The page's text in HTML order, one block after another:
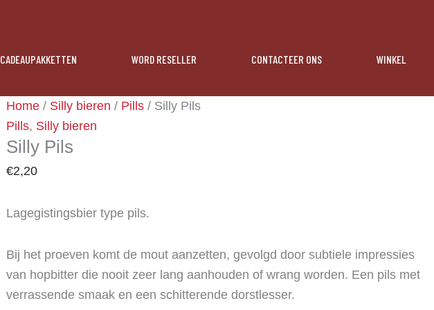
CADEAUPAKKETTEN WORD RESELLER CONTACTEER ONS WINKEL
Home/ Silly bieren / Pills/ Silly Pils
Pills, Silly bieren
Silly Pils
€2,20
Lagegistingsbier type pils.
Bij het proeven komt de mout aanzetten, gevolgd door subtiele impressies
van hopbitter die nooit zeer lang aanhouden of wrang worden. Een pils met
verrassende smaak en een schitterende dorstlesser.
Silly
Pils
aantal